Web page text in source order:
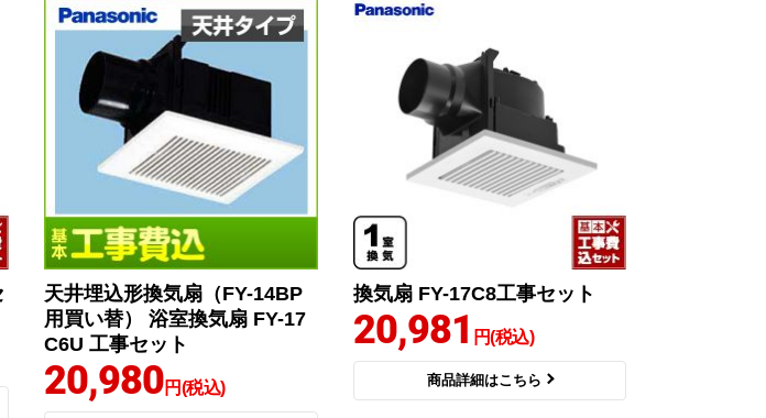
天井埋込形換気扇（FY-14BP
用買い替） 浴室換気扇 FY-17
C6U 工事セット
20,980円(税込)
換気扇 FY-17C8工事セット
20,981 円(税込)
商品詳細はこちら